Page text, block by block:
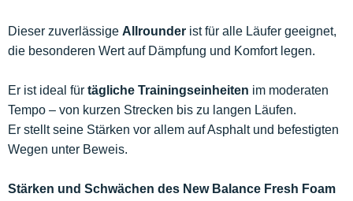
Dieser zuverlässige Allrounder ist für alle Läufer geeignet,
die besonderen Wert auf Dämpfung und Komfort legen.
Er ist ideal für tägliche Trainingseinheiten im moderaten
Tempo – von kurzen Strecken bis zu langen Läufen.
Er stellt seine Stärken vor allem auf Asphalt und befestigten
Wegen unter Beweis.
Stärken und Schwächen des New Balance Fresh Foam